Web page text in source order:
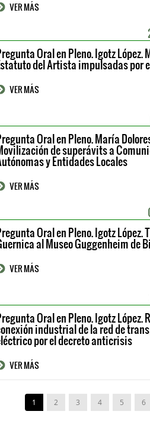
VER MÁS
Oral en Pleno. Igotz López.
del Artista impulsadas por
VER MÁS
Oral en Pleno. María
de superávits a
y Entidades Locales
VER MÁS
Oral en Pleno. Igotz López.
al Museo Guggenheim de
VER MÁS
Oral en Pleno. Igotz López.
industrial de la red de
por el decreto anticrisis
VER MÁS
1 2 3 4 5 6